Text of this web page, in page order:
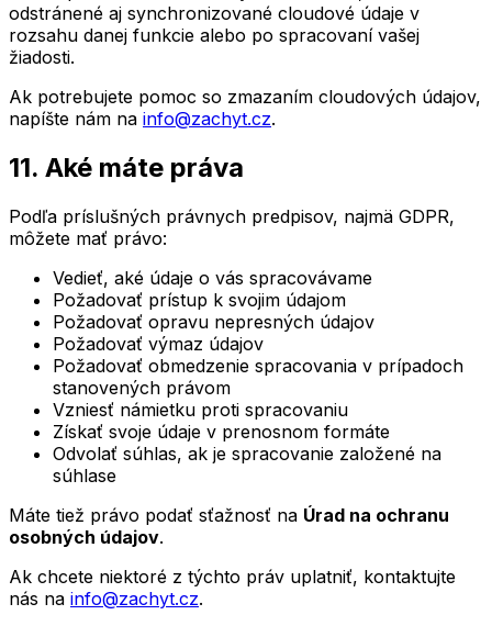
odstránené aj synchronizované cloudové údaje v
rozsahu danej funkcie alebo po spracovaní vašej
žiadosti.
Ak potrebujete pomoc so zmazaním cloudových údajov,
napíšte nám na info@zachyt.cz.
11. Aké máte práva
Podľa príslušných právnych predpisov, najmä GDPR,
môžete mať právo:
Vedieť, aké údaje o vás spracovávame
Požadovať prístup k svojim údajom
Požadovať opravu nepresných údajov
Požadovať výmaz údajov
Požadovať obmedzenie spracovania v prípadoch
stanovených právom
Vzniesť námietku proti spracovaniu
Získať svoje údaje v prenosnom formáte
Odvolať súhlas, ak je spracovanie založené na
súhlase
Máte tiež právo podať sťažnosť na Úrad na ochranu
osobných údajov.
Ak chcete niektoré z týchto práv uplatniť, kontaktujte
nás na info@zachyt.cz.